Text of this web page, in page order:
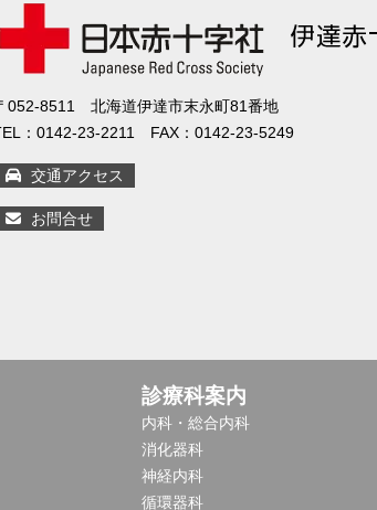
052-8511 北海道伊達市末永町81番地
：0142-23-2211 FAX：0142-23-5249
交通アクセス
お問合せ
診療科案内
内科・総合内科
消化器科
神経内科
循環器科